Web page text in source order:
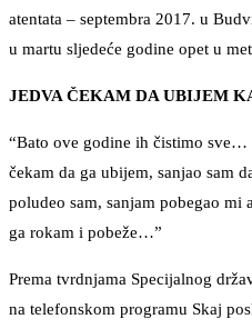
atentata – septembra 2017. u
u martu sljedeće godine opet u
JEDVA ČEKAM DA UBIJEM
“Bato ove godine ih čistimo sve…
čekam da ga ubijem, sanjao sam
poludeo sam, sanjam pobegao mi
ga rokam i pobeže…”
Prema tvrdnjama Specijalnog
na telefonskom programu Skaj